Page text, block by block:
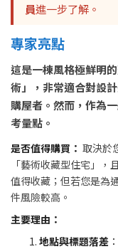
員進一步了解。
專家亮點
這是一棟風格極鮮明
術」，非常適合對設
購屋者。然而，作為
考量點。
是否值得購買： 取決於
「藝術收藏型住宅」
值得收藏；但若您是為
件風險較高。
主要理由：
地點與標題落差